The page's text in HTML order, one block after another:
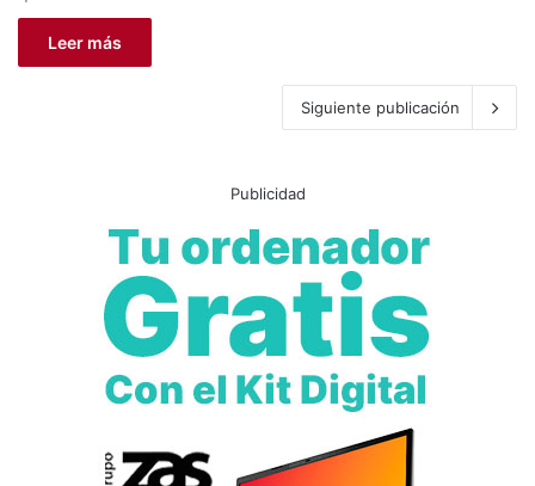
Leer más
Siguiente publicación
Publicidad